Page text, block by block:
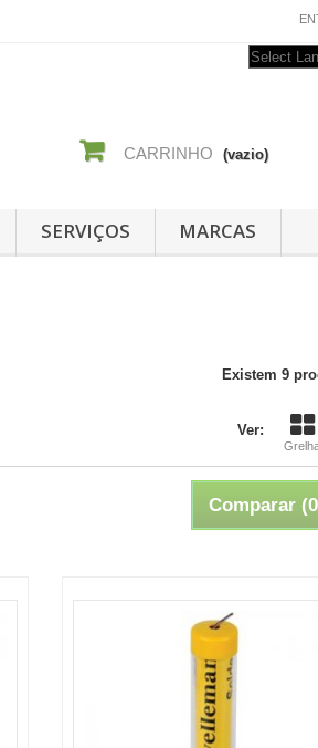
Select
CARRINHO (vazio)
SERVIÇOS MARCAS
Existem 9
Ver:
Comparar (0